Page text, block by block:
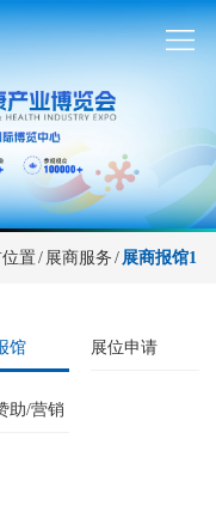
置/ 展商服务 /展商报馆1
馆 展位申请
助/营销